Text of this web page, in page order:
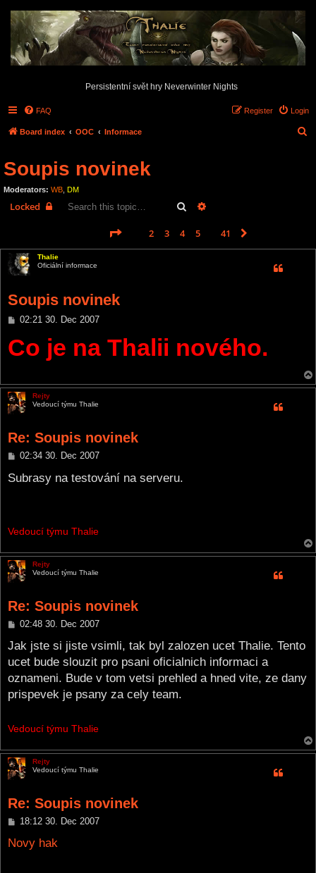
Persistentní svět hry Neverwinter Nights
FAQ Login
Register
Board index OOC Informace
Soupis novinek
Moderators: WB DM
Locked Search
1of 41
2 3 4 5 41
Thalie
Oficiální informace
Soupis novinek
P
s
t
02:21 30. Dec 2007
Co je na Thalii nového.
Rejty
Vedoucí týmu Thalie
Re: Soupis novinek
P
s
02:34 30. Dec 2007
Subrasy na testování na serveru.
Vedoucí týmu Thalie
Rejty
Vedoucí týmu Thalie
Re: Soupis novinek
P
s
02:48 30. Dec 2007
Jak jste si jiste vsimli, tak byl zalozen ucet Thalie. Tento
ucet bude slouzit pro psani oficialnich informaci a
oznameni. Bude v tom vetsi prehled a hned vite, ze dany
prispevek je psany za cely team.
Vedoucí týmu Thalie
Rejty
Vedoucí týmu Thalie
Re: Soupis novinek
P
s
18:12 30. Dec 2007
Novy hak